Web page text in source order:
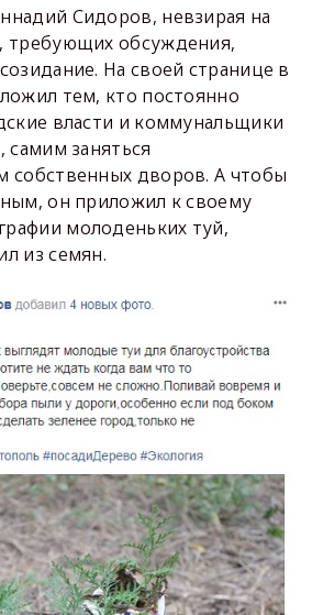
Сидоров, невзирая на
требующих обсуждения,
На своей странице в
тем, кто постоянно
власти и коммунальщики
самим заняться
собственных дворов. А чтобы
он приложил к своему
молоденьких туй,
из семян.